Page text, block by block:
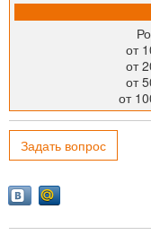
от
от
от
от
Задать вопрос